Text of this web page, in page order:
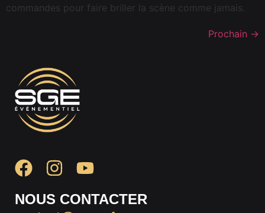
commandes pour faire briller la scène comme jamais.
Prochain →
NOUS CONTACTER